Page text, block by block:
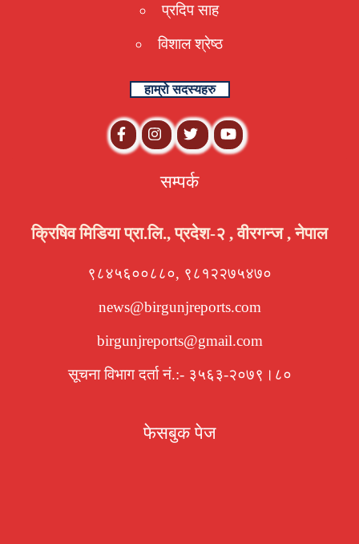
प्रदिप साह
विशाल श्रेष्ठ
हाम्रो सदस्यहरु
सम्पर्क
क्रिषिव मिडिया प्रा.लि., प्रदेश-२ , वीरगन्ज , नेपाल
९८४५६००८८०, ९८१२२७५४७०
news@birgunjreports.com
birgunjreports@gmail.com
सूचना विभाग दर्ता नं.:- ३५६३-२०७९।८०
फेसबुक पेज